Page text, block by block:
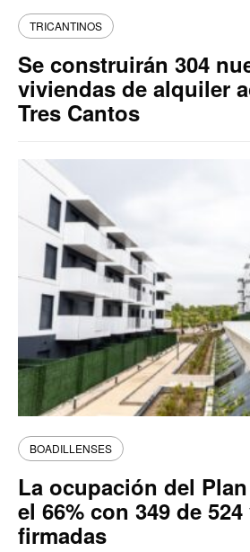
TRICANTINOS
Se construirán 304
viviendas de alquiler
Tres Cantos
BOADILLENSES
La ocupación del
el 66% con 349 de
firmadas